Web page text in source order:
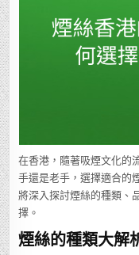
在香港，隨著吸煙文化的
手還是老手，選擇適合的
將深入探討煙絲的種類、
擇。
煙絲的種類大解